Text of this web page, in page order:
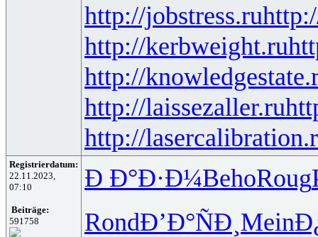
http://jobstress.ru
http://kerbweight.ru
http://
http://laissezaller.ru
http://
Registrierdatum:
22.11.2023,
07:10
Beiträge:
591758
Ð Ð°Ð·Ð¼BehoRoug
RondÐ’Ð°ÑÐ¸ Mein